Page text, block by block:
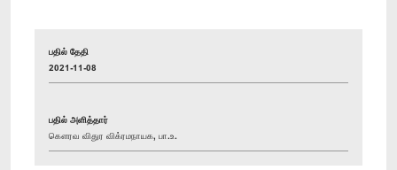
பதில் தேதி
2021-11-08
பதில் அளித்தார்
கௌரவ விதுர விக்ரமநாயக, பா.உ.